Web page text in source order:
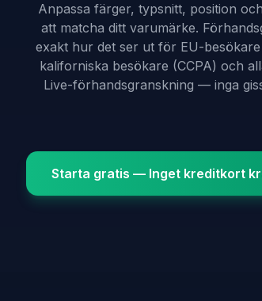
Anpassa färger, typsnitt, position
att matcha ditt varumärke.
exakt hur det ser ut för EU-besökare
kaliforniska besökare (CCPA) och
Live-förhandsgranskning — inga
Starta gratis — Inget kreditkort